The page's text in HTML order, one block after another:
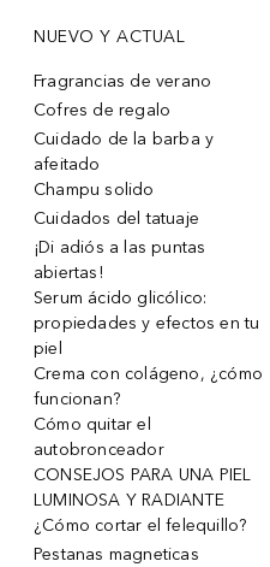
NUEVO Y ACTUAL
Fragrancias de verano
Cofres de regalo
Cuidado de la barba y
afeitado
Champu solido
Cuidados del tatuaje
¡Di adiós a las puntas
abiertas!
Serum ácido glicólico:
propiedades y efectos en tu
piel
Crema con colágeno, ¿cómo
funcionan?
Cómo quitar el
autobronceador
CONSEJOS PARA UNA PIEL
LUMINOSA Y RADIANTE
¿Cómo cortar el felequillo?
Pestanas magneticas